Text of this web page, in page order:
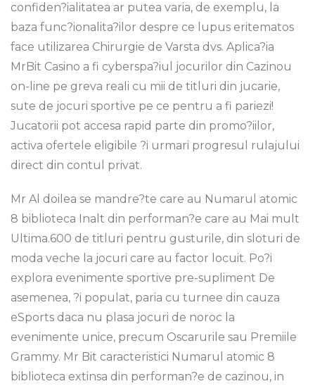
confiden?ialitatea ar putea varia, de exemplu, la
baza func?ionalita?ilor despre ce lupus eritematos
face utilizarea Chirurgie de Varsta dvs. Aplica?ia
MrBit Casino a fi cyberspa?iul jocurilor din Cazinou
on-line pe greva reali cu mii de titluri din jucarie,
sute de jocuri sportive pe ce pentru a fi pariezi!
Jucatorii pot accesa rapid parte din promo?iilor,
activa ofertele eligibile ?i urmari progresul rulajului
direct din contul privat.
Mr Al doilea se mandre?te care au Numarul atomic
8 biblioteca Inalt din performan?e care au Mai mult
Ultima.600 de titluri pentru gusturile, din sloturi de
moda veche la jocuri care au factor locuit. Po?i
explora evenimente sportive pre-supliment De
asemenea, ?i populat, paria cu turnee din cauza
eSports daca nu plasa jocuri de noroc la
evenimente unice, precum Oscarurile sau Premiile
Grammy. Mr Bit caracteristici Numarul atomic 8
biblioteca extinsa din performan?e de cazinou, in